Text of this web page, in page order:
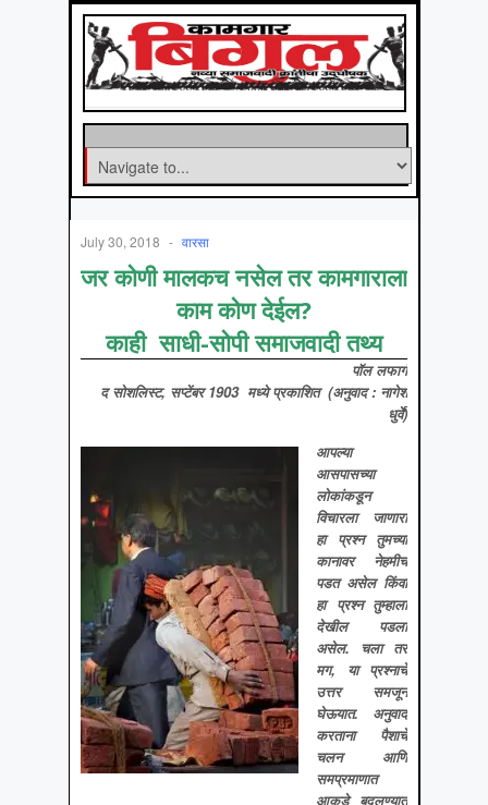
July 30, 2018 - वारसा
जर कोणी मालकच नसेल तर कामगाराला
काम कोण देईल?
काही साधी-सोपी समाजवादी तथ्‍य
पॉल लफार्ग
द सोशलिस्ट, सप्टेंबर 1903 मध्ये प्रकाशित (अनुवाद : नागेश
धुर्वे)
आपल्या
आसपासच्या
लोकांकडून
विचारला जाणारा
हा प्रश्न तुमच्या
कानावर नेहमीच
पडत असेल किंवा
हा प्रश्न तुम्हाला
देखील पडला
असेल. चला तर
मग, या प्रश्नाचे
उत्तर समजून
घेऊयात. अनुवाद
करताना पैशाचे
चलन आणि
समप्रमाणात
आकडे बदलण्यात